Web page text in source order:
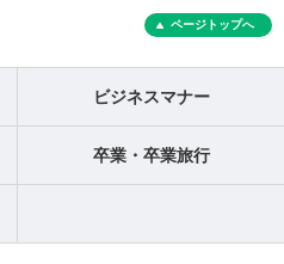
ページトップへ
ビジネスマナー
卒業・卒業旅行